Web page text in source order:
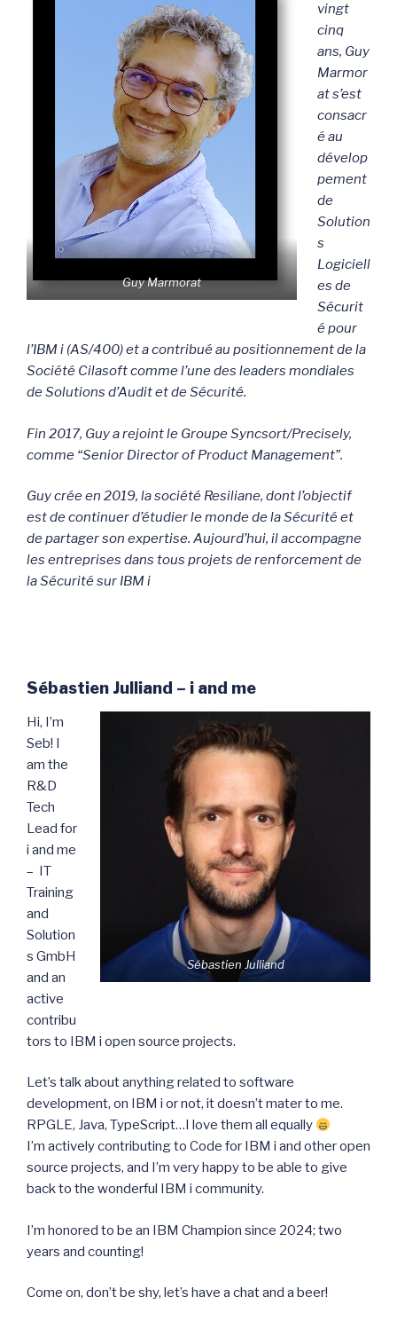
Guy Marmorat
vingt
cinq
ans, Guy
Marmor
at s’est
consacr
é au
dévelop
pement
de
Solution
s
Logiciell
es de
Sécurit
é pour
l’IBM i (AS/400) et a contribué au positionnement de la
Société Cilasoft comme l’une des leaders mondiales
de Solutions d’Audit et de Sécurité.
Fin 2017, Guy a rejoint le Groupe Syncsort/Precisely,
comme “Senior Director of Product Management”.
Guy crée en 2019, la société Resiliane, dont l’objectif
est de continuer d’étudier le monde de la Sécurité et
de partager son expertise. Aujourd’hui, il accompagne
les entreprises dans tous projets de renforcement de
la Sécurité sur IBM i
Sébastien Julliand – i and me
Sébastien Julliand
Hi, I’m
Seb! I
am the
R&D
Tech
Lead for
i and me
– IT
Training
and
Solution
s GmbH
and an
active
contribu
tors to IBM i open source projects.
Let’s talk about anything related to software
development, on IBM i or not, it doesn’t mater to me.
RPGLE, Java, TypeScript…I love them all equally
I’m actively contributing to Code for IBM i and other open
source projects, and I’m very happy to be able to give
back to the wonderful IBM i community.
I’m honored to be an IBM Champion since 2024; two
years and counting!
Come on, don’t be shy, let’s have a chat and a beer!